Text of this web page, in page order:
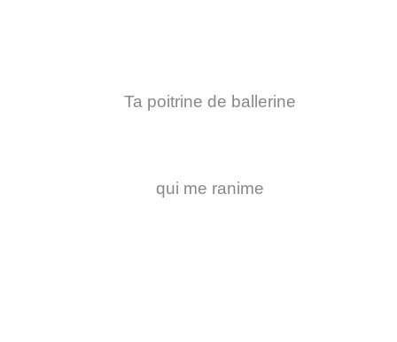
Ta poitrine de ballerine
qui me ranime